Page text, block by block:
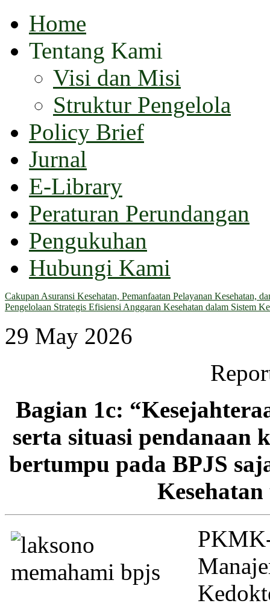
Home
Tentang Kami
Visi dan Misi
Struktur Pengelola
Policy Brief
Jurnal
E-Library
Peraturan Perundangan
Pengukuhan
Hubungi Kami
Cakupan Asuransi Kesehatan, Pemanfaatan Pelayanan Kesehatan,
Pengelolaan Strategis Efisiensi Anggaran Kesehatan dalam Sistem
29 May 2026
Bagian 1c:
serta situasi pendanaan
bertumpu pada BPJS